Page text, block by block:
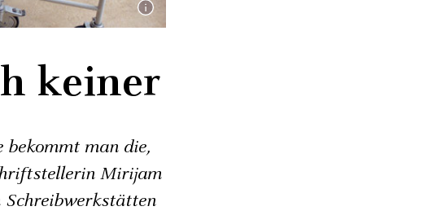
keiner
bekommt man die,
Mirijam